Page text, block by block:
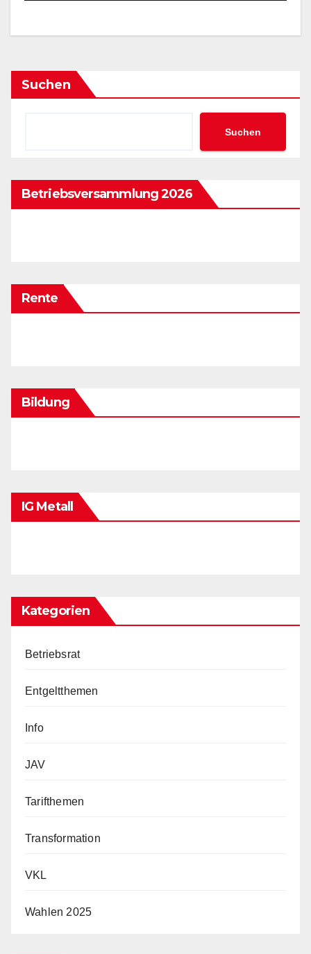
Suchen
Suchen
Betriebsversammlung 2026
Rente
Bildung
IG Metall
Kategorien
Betriebsrat
Entgeltthemen
Info
JAV
Tarifthemen
Transformation
VKL
Wahlen 2025